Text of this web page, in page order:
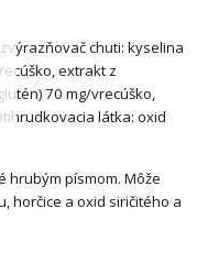
chuti: kyselina
extrakt z
70 mg/vrecúško,
látka: oxid
hrubým písmom. Môže
horčice a oxid siričitého a